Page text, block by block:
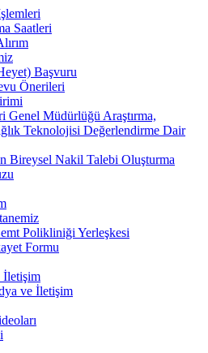
Saatleri
Başvuru
Önerileri
Genel Müdürlüğü Araştırma,
Teknolojisi Değerlendirme Dair
Bireysel Nakil Talebi Oluşturma
Polikliniği Yerleşkesi
Formu
İletişim
ve İletişim